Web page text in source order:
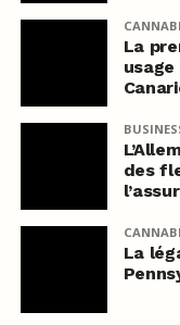
La
des
La